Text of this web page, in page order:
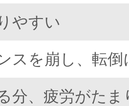
やすい
スを崩し、転
分、疲労がたま